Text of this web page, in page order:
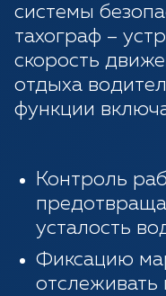
системы
тахограф –
скорость
отдыха
функции
Контроль
усталость
Фиксацию